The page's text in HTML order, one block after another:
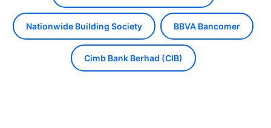
Nationwide Building Society BBVA Bancomer
Cimb Bank Berhad (CIB)